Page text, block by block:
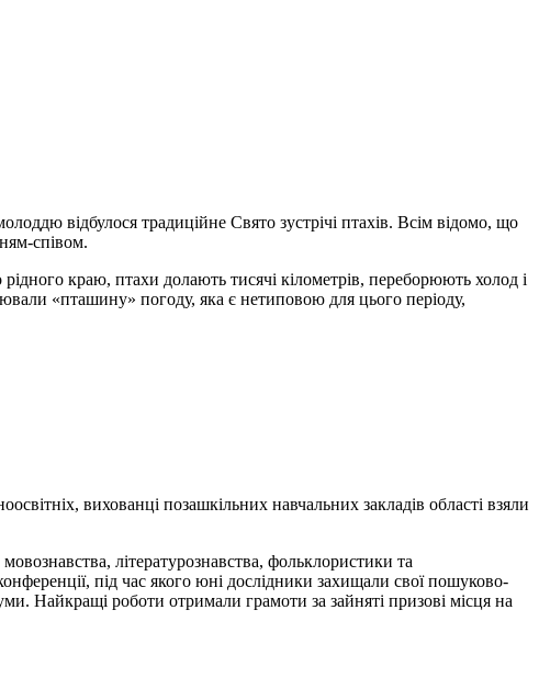
відбулося традиційне Свято зустрічі птахів. Всім відомо, що
співом.
краю, птахи долають тисячі кілометрів, переборюють холод і
«пташину» погоду, яка є нетиповою для цього періоду,
вихованці позашкільних навчальних закладів області взяли
мовознавства, літературознавства, фольклористики та
під час якого юні дослідники захищали свої пошуково-
Найкращі роботи отримали грамоти за зайняті призові місця на